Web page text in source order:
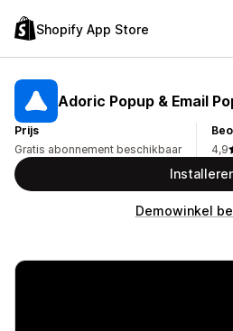
Shopify App Store
Adoric Popup & Email
Prijs
Gratis abonnement beschikbaar
4,9
Demowinkel